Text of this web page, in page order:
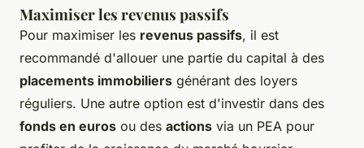
Maximiser les revenus passifs
Pour maximiser les revenus passifs, il est
recommandé d'allouer une partie du capital à des
placements immobiliers générant des loyers
réguliers. Une autre option est d'investir dans des
fonds en euros ou des actions via un PEA pour